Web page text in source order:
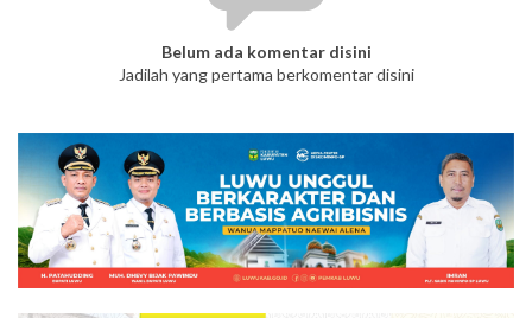
Belum ada komentar disini
Jadilah yang pertama berkomentar disini